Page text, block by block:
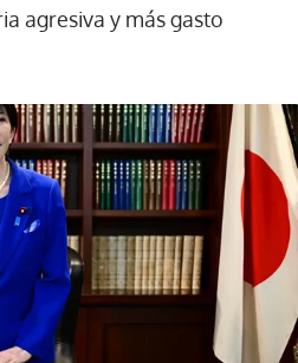
agresiva y más gasto